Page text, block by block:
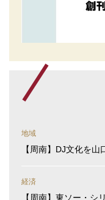
地域
【周南】DJ文化を
経済
【周南】東ソー・